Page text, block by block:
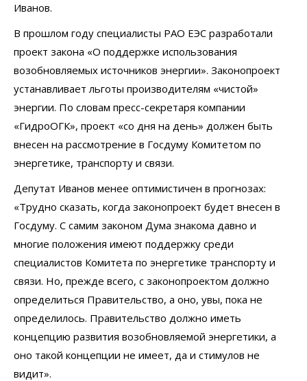
Иванов.
В прошлом году специалисты РАО ЕЭС разработали
проект закона «О поддержке использования
возобновляемых источников энергии». Законопроект
устанавливает льготы производителям «чистой»
энергии. По словам пресс-секретаря компании
«ГидроОГК», проект «со дня на день» должен быть
внесен на рассмотрение в Госдуму Комитетом по
энергетике, транспорту и связи.
Депутат Иванов менее оптимистичен в прогнозах:
«Трудно сказать, когда законопроект будет внесен в
Госдуму. С самим законом Дума знакома давно и
многие положения имеют поддержку среди
специалистов Комитета по энергетике транспорту и
связи. Но, прежде всего, с законопроектом должно
определиться Правительство, а оно, увы, пока не
определилось. Правительство должно иметь
концепцию развития возобновляемой энергетики, а
оно такой концепции не имеет, да и стимулов не
видит».